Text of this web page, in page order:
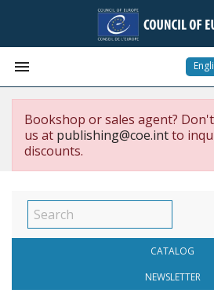

Bookshop or sales agent?
us at publishing@coe.intto
discounts.
CATALOG
NEWSLETTER